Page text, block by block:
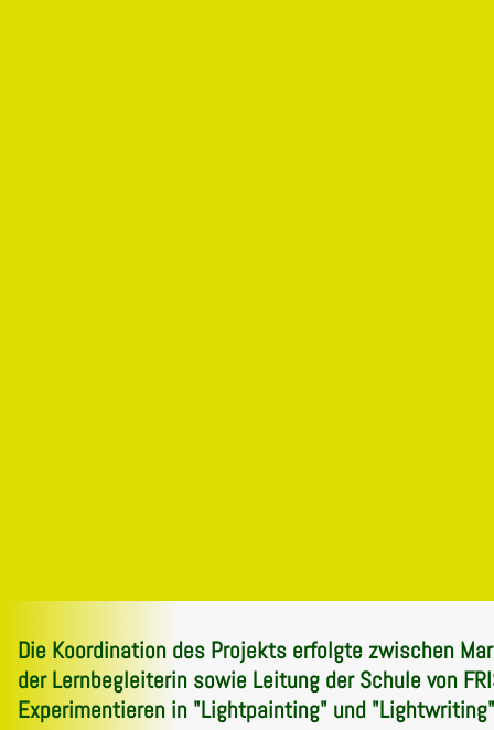
Die Koordination des Projekts erfolgte zwischen
der Lernbegleiterin sowie Leitung der Schule von
Experimentieren in "Lightpainting" und